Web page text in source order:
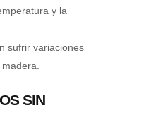
y la
sufrir variaciones
SIN